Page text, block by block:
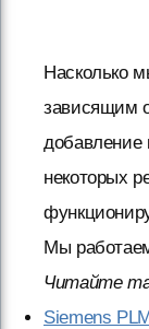
Насколько
зависящим
добавление
некоторых
Мы
Читайте
Siemens